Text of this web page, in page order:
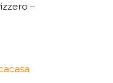
–